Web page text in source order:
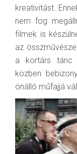
kreativitást.
nem fog
filmek is
az
a kortárs tánc
közben
önálló műfajjá